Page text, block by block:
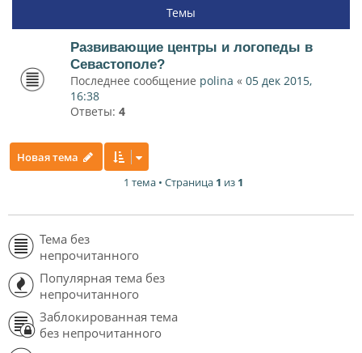
Темы
Развивающие центры и логопеды в
Севастополе?
Последнее сообщение polina « 05 дек 2015,
16:38
Ответы: 4
Новая тема
1 тема • Страница 1 из 1
Тема без
непрочитанного
Популярная тема без
непрочитанного
Заблокированная тема
без непрочитанного